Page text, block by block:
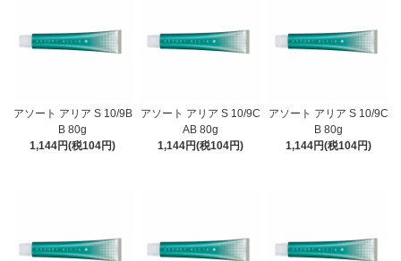
アソート アリア S 10/9B
B 80g
1,144円(税104円)
アソート アリア S 10/9C
AB 80g
1,144円(税104円)
アソート アリア S 10/9C
B 80g
1,144円(税104円)